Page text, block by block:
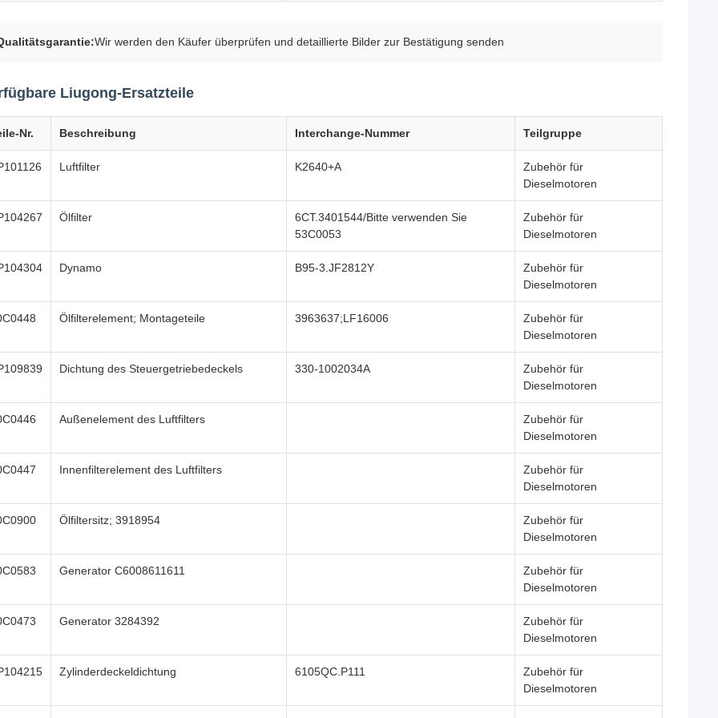
Wir werden den Käufer überprüfen und detaillierte Bilder zur Bestätigung senden
Liugong-Ersatzteile
Nr. Beschreibung Interchange-Nummer Teilgruppe
Luftfilter K2640+A
Zubehör für
Dieselmotoren
Ölfilter
6CT.3401544/Bitte verwenden Sie
53C0053
Zubehör für
Dieselmotoren
Dynamo B95-3.JF2812Y
Zubehör für
Dieselmotoren
Ölfilterelement; Montageteile 3963637;LF16006
Zubehör für
Dieselmotoren
Dichtung des Steuergetriebedeckels 330-1002034A
Zubehör für
Dieselmotoren
Außenelement des Luftfilters
Zubehör für
Dieselmotoren
Innenfilterelement des Luftfilters
Zubehör für
Dieselmotoren
Ölfiltersitz; 3918954
Zubehör für
Dieselmotoren
Generator C6008611611
Zubehör für
Dieselmotoren
Generator 3284392
Zubehör für
Dieselmotoren
Zylinderdeckeldichtung 6105QC.P111
Zubehör für
Dieselmotoren